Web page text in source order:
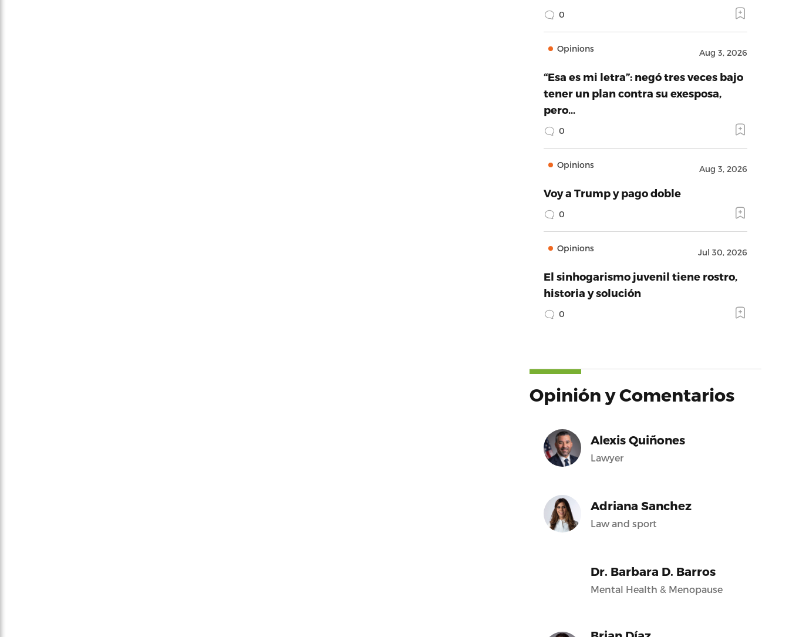
0
Opinions Aug 3, 2026
“Esa es mi letra”: negó tres veces bajo
tener un plan contra su exesposa,
pero…
0
Opinions Aug 3, 2026
Voy a Trump y pago doble
0
Opinions Jul 30, 2026
El sinhogarismo juvenil tiene rostro,
historia y solución
0
Opinión y Comentarios
Alexis Quiñones
Lawyer
Adriana Sanchez
Law and sport
Dr. Barbara D. Barros
Mental Health & Menopause